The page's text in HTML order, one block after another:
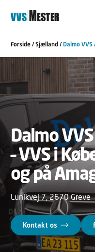
Forside /Sjælland /Dalmo VVS
Dalmo
– VVS i
og på
Lunikvej 7, 2670 Greve
Kontakt os